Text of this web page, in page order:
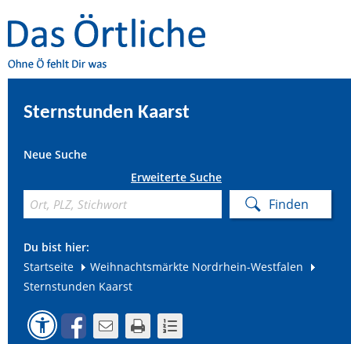
Sternstunden Kaarst
Neue Suche
Erweiterte Suche
Du bist hier:
Startseite
Weihnachtsmärkte Nordrhein-Westfalen
Sternstunden Kaarst